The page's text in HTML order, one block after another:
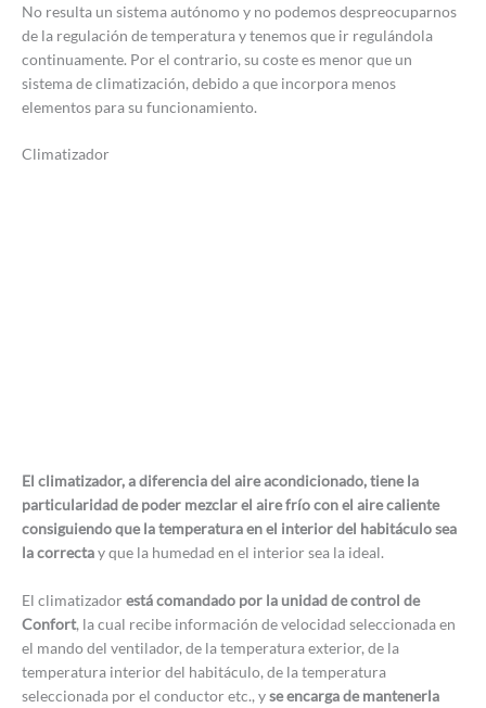
No resulta un sistema autónomo y no podemos despreocuparnos
de la regulación de temperatura y tenemos que ir regulándola
continuamente. Por el contrario, su coste es menor que un
sistema de climatización, debido a que incorpora menos
elementos para su funcionamiento.
Climatizador
El climatizador, a diferencia del aire acondicionado, tiene la
particularidad de poder mezclar el aire frío con el aire caliente
consiguiendo que la temperatura en el interior del habitáculo sea
la correctay que la humedad en el interior sea la ideal.
El climatizadorestá comandado por la unidad de control de
Confort, la cual recibe información de velocidad seleccionada en
el mando del ventilador, de la temperatura exterior, de la
temperatura interior del habitáculo, de la temperatura
seleccionada por el conductor etc., yse encarga de mantenerla